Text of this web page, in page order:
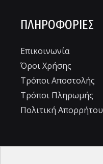
ΠΛΗΡΟΦΟΡΊΕΣ
Επικοινωνία
Όροι Χρήσης
Τρόποι Αποστολής
Τρόποι Πληρωμής
Πολιτική Απορρήτου